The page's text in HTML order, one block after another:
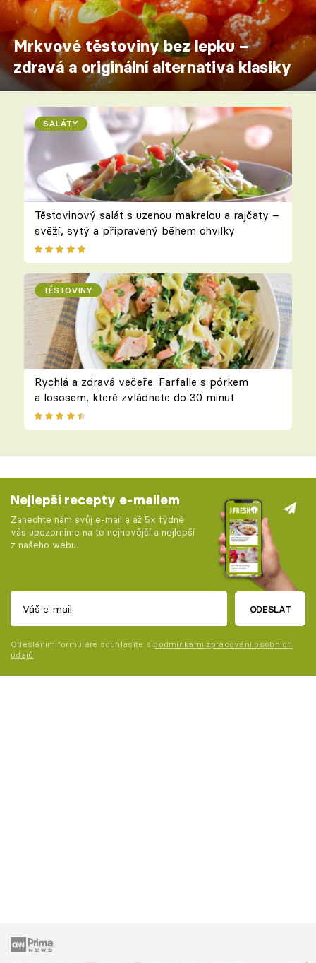
Mrkvové těstoviny bez lepku –
zdravá a originální alternativa klasiky
SALÁTY
Těstovinový salát s uzenou makrelou a rajčaty –
svěží, sytý a připravený během chvilky
TĚSTOVINY
Rychlá a zdravá večeře: Farfalle s pórkem
a lososem, které zvládnete do 30 minut
Nejlepší recepty e-mailem
Zanechte nám svůj e-mail a až 5x týdně
vás upozorníme na to nejnovější a nejlepší
z našeho webu.
ODESLAT
Odesláním formuláře souhlasíte s podmínkami zpracování osobních
údajů